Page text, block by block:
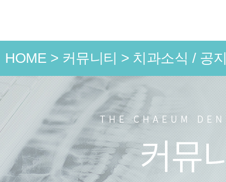
HOME > 커뮤니티 > 치과소식 / 공
치료 전